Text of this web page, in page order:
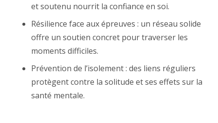
et soutenu nourrit la confiance en soi.
Résilience face aux épreuves : un réseau solide
offre un soutien concret pour traverser les
moments difficiles.
Prévention de l’isolement : des liens réguliers
protègent contre la solitude et ses effets sur la
santé mentale.